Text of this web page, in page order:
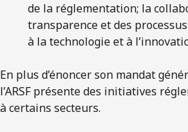
de la réglementation; la
transparence et des
à la technologie et à
En plus d’énoncer son mandat
l’ARSF présente des initiatives
à certains secteurs.